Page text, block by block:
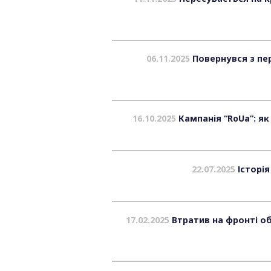
06.11.2025 Повернувся з
16.10.2025 Кампанія “RoUa”:
22.07.2025
17.02.2025 Втратив на фронті